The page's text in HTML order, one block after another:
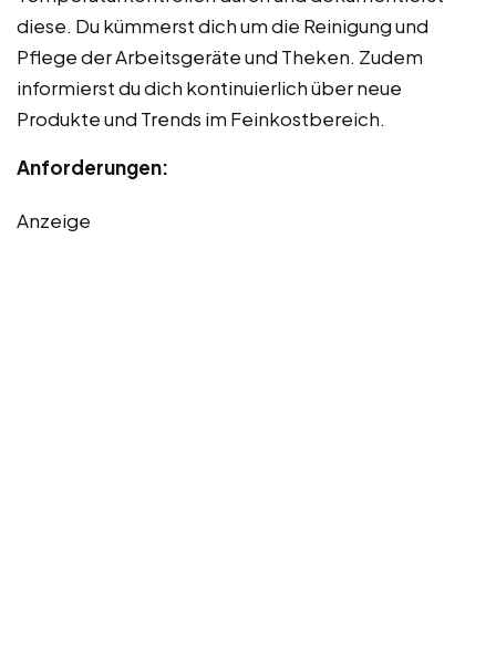
diese. Du kümmerst dich um die Reinigung und
Pflege der Arbeitsgeräte und Theken. Zudem
informierst du dich kontinuierlich über neue
Produkte und Trends im Feinkostbereich.
Anforderungen:
Anzeige